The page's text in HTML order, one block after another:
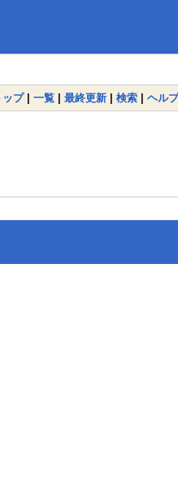
ップ| 一覧 | 最終更新 | 検索 | ヘルプ